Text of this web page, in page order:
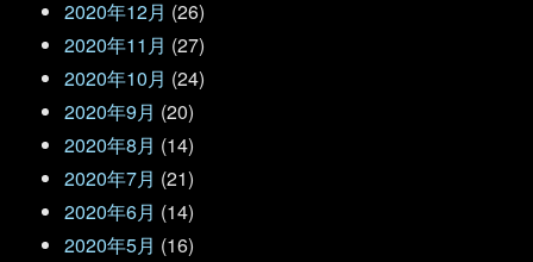
2020年12月 (26)
2020年11月 (27)
2020年10月 (24)
2020年9月 (20)
2020年8月 (14)
2020年7月 (21)
2020年6月 (14)
2020年5月 (16)